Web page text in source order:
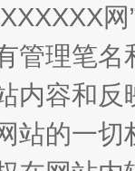
管理笔
内容和
站的一